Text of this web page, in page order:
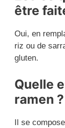
être
Oui, en
riz ou de
gluten.
Quelle
ramen ?
Il se